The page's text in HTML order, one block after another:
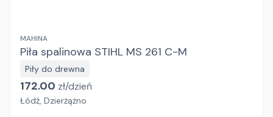
MAHINA
Piła spalinowa STIHL MS 261 C-M
Piły do drewna
172.00 zł/dzień
Łódź, Dzierżążno